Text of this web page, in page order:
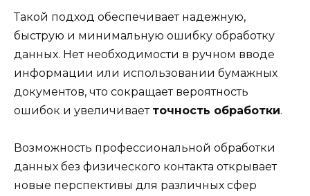
Такой подход обеспечивает надежную,
быструю и минимальную ошибку обработку
данных. Нет необходимости в ручном вводе
информации или использовании бумажных
документов, что сокращает вероятность
ошибок и увеличивает точность обработки.
Возможность профессиональной обработки
данных без физического контакта открывает
новые перспективы для различных сфер